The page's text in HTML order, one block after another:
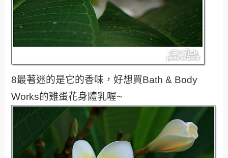
8最著迷的是它的香味，好想買Bath & Body
Works的雞蛋花身體乳喔~